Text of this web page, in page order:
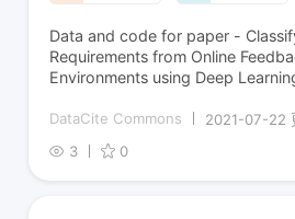
Data and code for paper -
Requirements from Online
Environments using Deep
DataCite Commons
2021-07-22
3
0